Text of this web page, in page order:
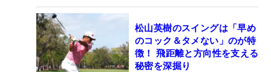
松山英樹のスイングは「早め
のコック＆タメない」のが特
徴！ 飛距離と方向性を支える
秘密を深掘り